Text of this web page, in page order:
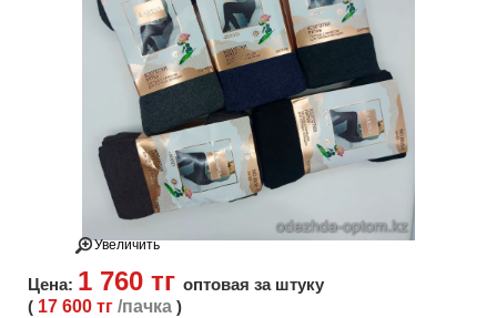
Увеличить
Цена: 1 760 тг оптовая за штуку
( 17 600 тг /пачка )